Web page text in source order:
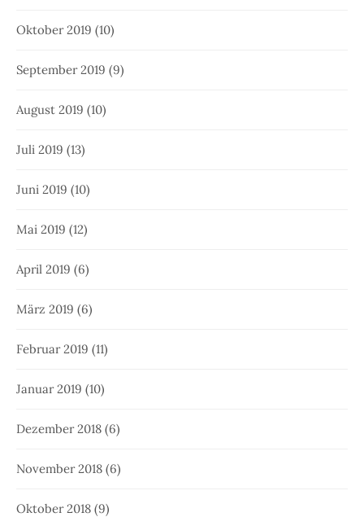
Oktober 2019 (10)
September 2019 (9)
August 2019 (10)
Juli 2019 (13)
Juni 2019 (10)
Mai 2019 (12)
April 2019 (6)
März 2019 (6)
Februar 2019 (11)
Januar 2019 (10)
Dezember 2018 (6)
November 2018 (6)
Oktober 2018 (9)